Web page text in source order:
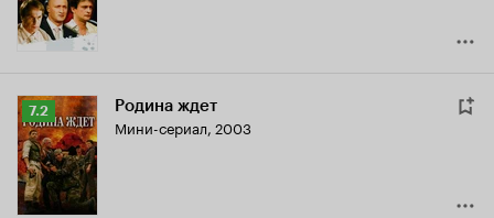
Рейтинг
Кинопоиска
7.2
7.2 Родина ждет
Мини-сериал, 2003